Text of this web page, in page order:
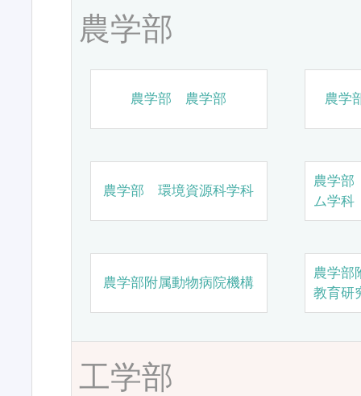
農学部
農学部 農学部 農学
農学部 環境資源科学科
農学
ム学科
農学部附属動物病院機構
農学部
教育研
工学部